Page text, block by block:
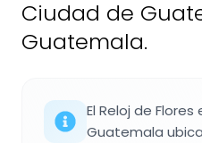
Ciudad de
Guatemala.
El Reloj de
Guatemala